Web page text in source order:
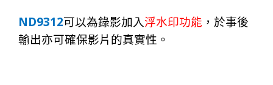
ND9312可以為錄影加入浮水印功能 ，於事後
輸出亦可確保影片的真實性。